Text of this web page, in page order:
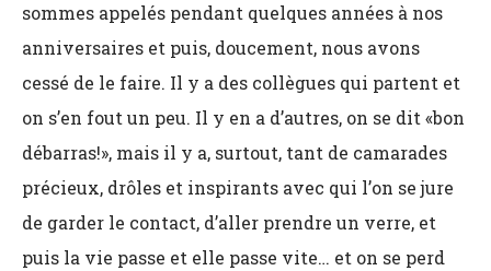
sommes appelés pendant quelques années à nos
anniversaires et puis, doucement, nous avons
cessé de le faire. Il y a des collègues qui partent et
on s’en fout un peu. Il y en a d’autres, on se dit «bon
débarras!», mais il y a, surtout, tant de camarades
précieux, drôles et inspirants avec qui l’on se jure
de garder le contact, d’aller prendre un verre, et
puis la vie passe et elle passe vite… et on se perd